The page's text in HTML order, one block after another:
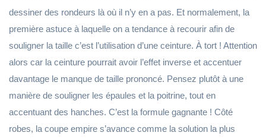
dessiner des rondeurs là où il n’y en a pas. Et normalement, la
première astuce à laquelle on a tendance à recourir afin de
souligner la taille c’est l’utilisation d’une ceinture. À tort ! Attention
alors car la ceinture pourrait avoir l’effet inverse et accentuer
davantage le manque de taille prononcé. Pensez plutôt à une
manière de souligner les épaules et la poitrine, tout en
accentuant des hanches. C’est la formule gagnante ! Côté
robes, la coupe empire s’avance comme la solution la plus